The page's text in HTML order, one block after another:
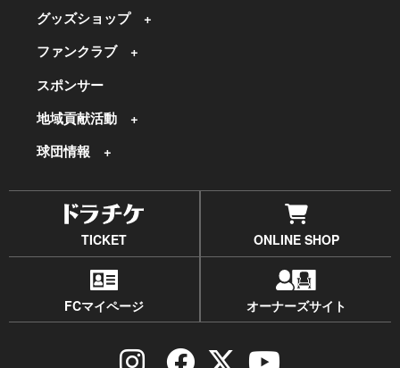
グッズショップ
ファンクラブ
スポンサー
地域貢献活動
球団情報
TICKET ONLINE SHOP
FCマイページ オーナーズサイト